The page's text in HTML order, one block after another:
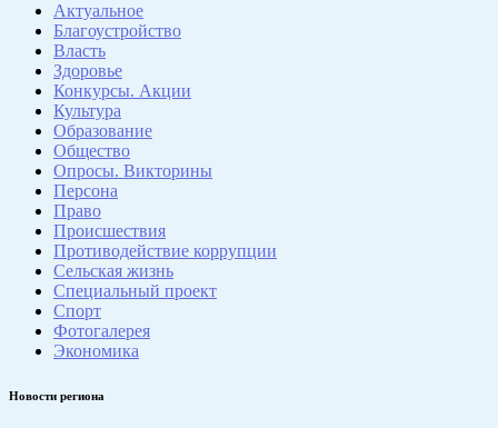
Актуальное
Благоустройство
Власть
Здоровье
Конкурсы. Акции
Культура
Образование
Общество
Опросы. Викторины
Персона
Право
Происшествия
Противодействие коррупции
Сельская жизнь
Специальный проект
Спорт
Фотогалерея
Экономика
Новости региона